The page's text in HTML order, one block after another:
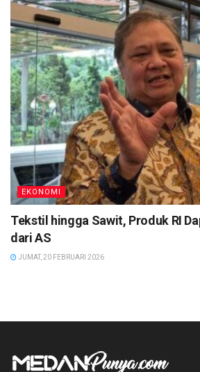
EKONOMI
Tekstil hingga Sawit, Produk RI
dari AS
JUMAT, 20 FEBRUARI 2026